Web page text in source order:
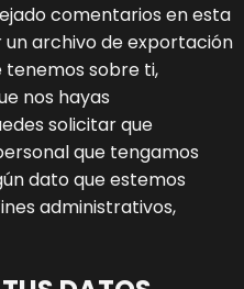
comentarios en esta
archivo de exportación
tenemos sobre ti,
nos hayas
solicitar que
que tengamos
dato que estemos
administrativos,